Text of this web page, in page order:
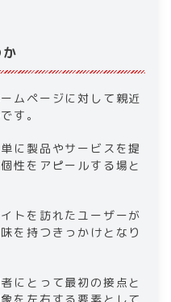
ムページに対して親近
す。
に製品やサービスを提
性をアピールする場と
トを訪れたユーザーが
を持つきっかけとなり
にとって最初の接点と